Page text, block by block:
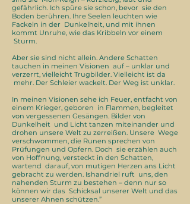
gefährlich. Ich spüre sie schon, bevor sie den
Boden berühren. Ihre Seelen leuchten wie
Fackeln in der Dunkelheit, und mit ihnen
kommt Unruhe, wie das Kribbeln vor einem
Sturm.
Aber sie sind nicht allein. Andere Schatten
tauchen in meinen Visionen auf – unklar und
verzerrt, vielleicht Trugbilder. Vielleicht ist da
mehr. Der Schleier wackelt. Der Weg ist unklar.
In meinen Visionen sehe ich Feuer, entfacht von
einem Krieger, geboren in Flammen, begleitet
von vergessenen Gesängen. Bilder von
Dunkelheit und Licht tanzen miteinander und
drohen unsere Welt zu zerreißen. Unsere Wege
verschwommen, die Runen sprechen von
Prüfungen und Opfern. Doch sie erzählen auch
von Hoffnung, versteckt in den Schatten,
wartend darauf, von mutigen Herzen ans Licht
gebracht zu werden. Ishandriel ruft uns, den
nahenden Sturm zu bestehen – denn nur so
können wir das Schicksal unserer Welt und das
unserer Ahnen schützen.”